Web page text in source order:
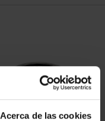
Acerca de las cookies